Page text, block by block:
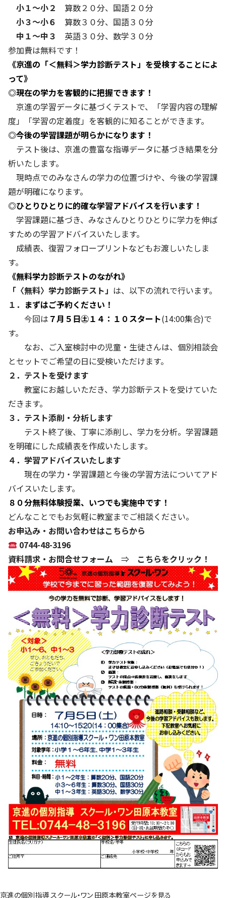
小１～小２ 算数２０分、国語２０分
小３～小６ 算数３０分、国語３０分
中１～中３ 英語３０分、数学３０分
参加費は無料です！
《京進の「＜無料＞学力診断テスト」を受検することによ
って》
◎現在の学力を客観的に把握できます！
京進の学習データに基づくテストで、「学習内容の理解
度」「学習の定着度」を客観的に知ることができます。
◎今後の学習課題が明らかになります！
テスト後は、京進の豊富な指導データに基づき結果を分
析いたします。
現時点でのみなさんの学力の位置づけや、今後の学習課
題が明確になります。
◎ひとりひとりに的確な学習アドバイスを行います！
学習課題に基づき、みなさんひとりひとりに学力を伸ば
すための学習アドバイスいたします。
成績表、復習フォロープリントなどもお渡しいたしま
す。
《無料学力診断テストのながれ》
「〈無料〉学力診断テスト」 は、以下の流れで行います。
１． まずはご予約ください！
今回は ７月５日㊏１４：１０スタート(14:00集合)で
す。
なお、ご入室検討中の児童・生徒さんは、個別相談会
とセットでご希望の日に受検いただけます。
２．テストを受けます
教室にお越しいただき、学力診断テストを受けていた
だきます。
３．テスト添削・分析します
テスト終了後、丁寧に添削し、学力を分析。学習課題
を明確にした成績表を作成いたします。
４．学習アドバイスいたします
現在の学力・学習課題と今後の学習方法についてアド
バイスいたします。
８０分無料体験授業、いつでも実施中です！
どんなことでもお気軽に教室までご相談ください。
お申込み・お問い合わせはこちらから
0744-48-3196
資料請求・お問合せフォーム ⇒ こちらをクリック！
京進の個別指導 スクール・ワン 田原本教室ページを見る